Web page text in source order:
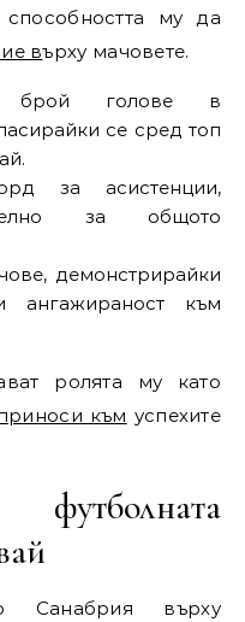
му да
върху мачовете.
брой голове в
се сред топ
за асистенции,
за общото
демонстрирайки
ангажираност към
ролята му като
към успехите
Санабрия върху